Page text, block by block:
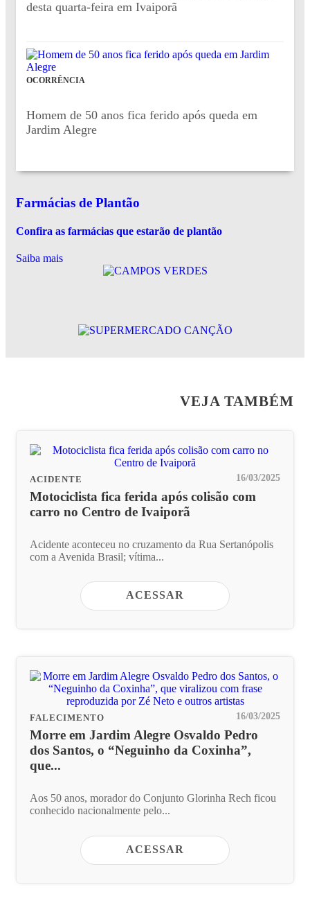
desta quarta-feira em Ivaiporã
OCORRÊNCIA
Homem de 50 anos fica ferido após queda em
Jardim Alegre
Farmácias de Plantão
Confira as farmácias que estarão de plantão
Saiba mais
VEJA TAMBÉM
ACIDENTE 16/03/2025
Motociclista fica ferida após colisão com
carro no Centro de Ivaiporã
Acidente aconteceu no cruzamento da Rua Sertanópolis
com a Avenida Brasil; vítima...
ACESSAR
FALECIMENTO 16/03/2025
Morre em Jardim Alegre Osvaldo Pedro
dos Santos, o “Neguinho da Coxinha”,
que...
Aos 50 anos, morador do Conjunto Glorinha Rech ficou
conhecido nacionalmente pelo...
ACESSAR